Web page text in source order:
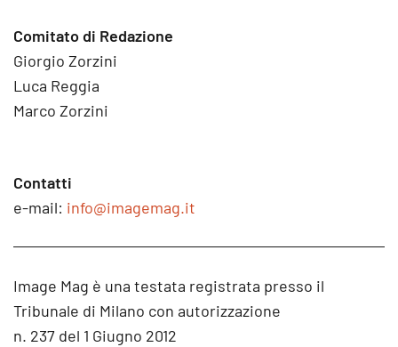
Comitato di Redazione
Giorgio Zorzini
Luca Reggia
Marco Zorzini
Contatti
e-mail: info@imagemag.it
Image Mag è una testata registrata presso il
Tribunale di Milano con autorizzazione
n. 237 del 1 Giugno 2012